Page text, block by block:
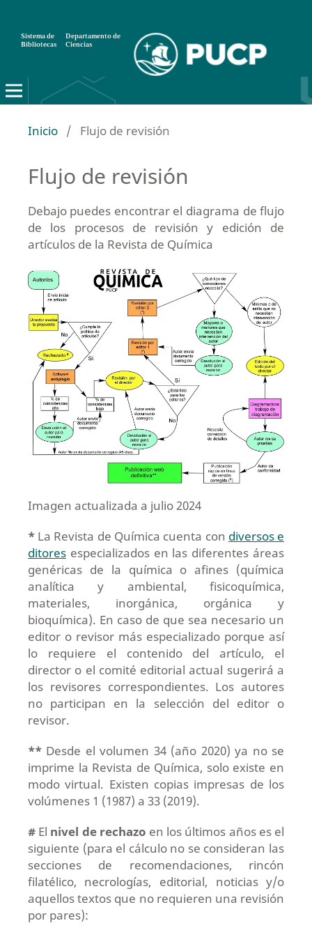
Sistema de
Bibliotecas
Departamento de
Ciencias
Inicio / Flujo de revisión
Flujo de revisión
Debajo puedes encontrar el diagrama de flujo
de los procesos de revisión y edición de
artículos de la Revista de Química
Imagen actualizada a julio 2024
*La Revista de Química cuenta con diversos e
ditoresespecializados en las diferentes áreas
genéricas de la química o afines (química
analítica y ambiental, fisicoquímica,
materiales, inorgánica, orgánica y
bioquímica). En caso de que sea necesario un
editor o revisor más especializado porque así
lo requiere el contenido del artículo, el
director o el comité editorial actual sugerirá a
los revisores correspondientes. Los autores
no participan en la selección del editor o
revisor.
**Desde el volumen 34 (año 2020) ya no se
imprime la Revista de Química, solo existe en
modo virtual. Existen copias impresas de los
volúmenes 1 (1987) a 33 (2019).
#El nivel de rechazo en los últimos años es el
siguiente (para el cálculo no se consideran las
secciones de recomendaciones, rincón
filatélico, necrologías, editorial, noticias y/o
aquellos textos que no requieren una revisión
por pares):